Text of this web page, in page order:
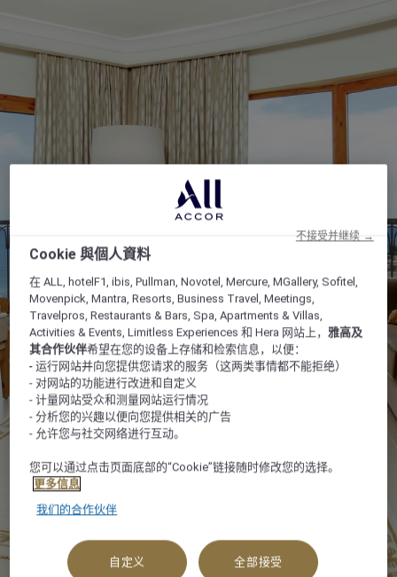
Cookie 與個人資料
在 ALL, hotelF1, ibis, Pullman, Novotel, Mercure, MGallery, Sofitel,
Movenpick, Mantra, Resorts, Business Travel, Meetings,
Travelpros, Restaurants & Bars, Spa, Apartments & Villas,
Activities & Events, Limitless Experiences 和 Hera 网站上，雅高及
其合作伙伴希望在您的设备上存储和检索信息，以便：
- 运行网站并向您提供您请求的服务（这两类事情都不能拒绝）
- 对网站的功能进行改进和自定义
- 计量网站受众和测量网站运行情况
- 分析您的兴趣以便向您提供相关的广告
- 允许您与社交网络进行互动。
您可以通过点击页面底部的“Cookie”链接随时修改您的选择。
更多信息
我们的合作伙伴
自定义 全部接受
不接受并继续 →